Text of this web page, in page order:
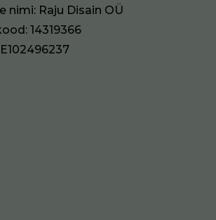
nimi: Raju Disain OÜ
14319366